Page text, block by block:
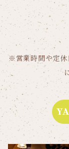
※営業時間や定休